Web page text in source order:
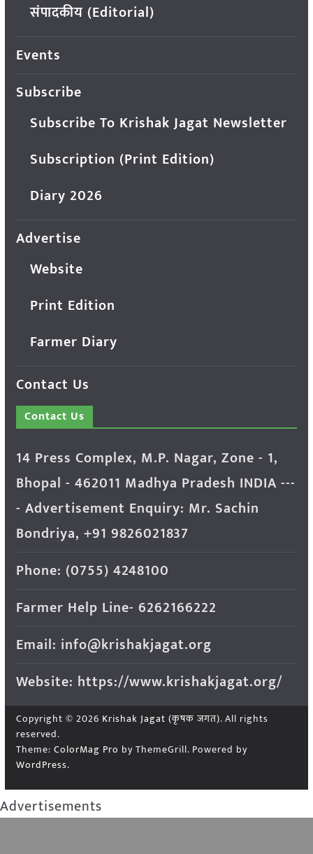
संपादकीय (Editorial)
Events
Subscribe
Subscribe To Krishak Jagat Newsletter
Subscription (Print Edition)
Diary 2026
Advertise
Website
Print Edition
Farmer Diary
Contact Us
Contact Us
14 Press Complex, M.P. Nagar, Zone - 1,
Bhopal - 462011 Madhya Pradesh INDIA ---
- Advertisement Enquiry: Mr. Sachin
Bondriya, +91 9826021837
Phone: (0755) 4248100
Farmer Help Line- 6262166222
Email: info@krishakjagat.org
Website: https://www.krishakjagat.org/
Copyright © 2026 Krishak Jagat (कृषक जगत). All rights
reserved.
Theme: ColorMag Pro by ThemeGrill. Powered by
WordPress.
Advertisements